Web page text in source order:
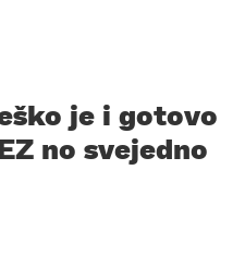
je i gotovo
no svejedno